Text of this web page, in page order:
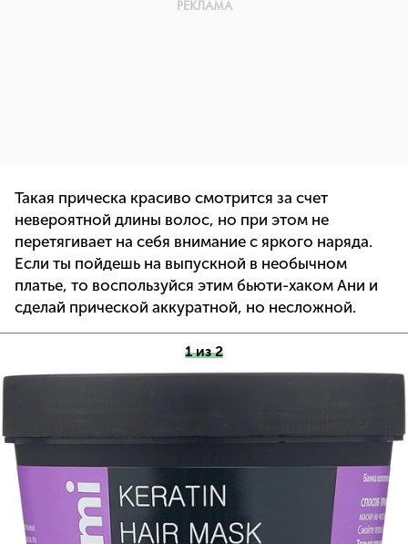
Такая прическа красиво смотрится за счет
невероятной длины волос, но при этом не
перетягивает на себя внимание с яркого наряда.
Если ты пойдешь на выпускной в необычном
платье, то воспользуйся этим бьюти-хаком Ани и
сделай прической аккуратной, но несложной.
1 из 2